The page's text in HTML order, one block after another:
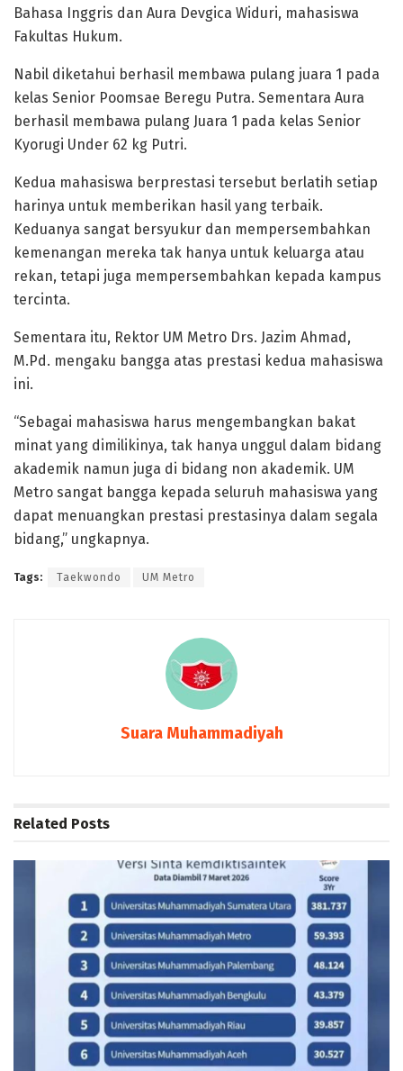
Bahasa Inggris dan Aura Devgica Widuri, mahasiswa
Fakultas Hukum.
Nabil diketahui berhasil membawa pulang juara 1 pada
kelas Senior Poomsae Beregu Putra. Sementara Aura
berhasil membawa pulang Juara 1 pada kelas Senior
Kyorugi Under 62 kg Putri.
Kedua mahasiswa berprestasi tersebut berlatih setiap
harinya untuk memberikan hasil yang terbaik.
Keduanya sangat bersyukur dan mempersembahkan
kemenangan mereka tak hanya untuk keluarga atau
rekan, tetapi juga mempersembahkan kepada kampus
tercinta.
Sementara itu, Rektor UM Metro Drs. Jazim Ahmad,
M.Pd. mengaku bangga atas prestasi kedua mahasiswa
ini.
“Sebagai mahasiswa harus mengembangkan bakat
minat yang dimilikinya, tak hanya unggul dalam bidang
akademik namun juga di bidang non akademik. UM
Metro sangat bangga kepada seluruh mahasiswa yang
dapat menuangkan prestasi prestasinya dalam segala
bidang,” ungkapnya.
Tags: Taekwondo UM Metro
Suara Muhammadiyah
Related Posts